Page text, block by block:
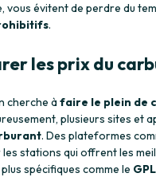
vous évitent de perdre du
.
les prix du
cherche àfaire le plein de
plusieurs sites et
. Des plateformes
stations qui offrent les
spécifiques comme le GPL